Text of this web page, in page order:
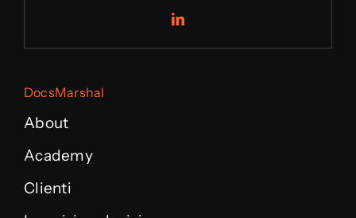
DocsMarshal
About
Academy
Clienti